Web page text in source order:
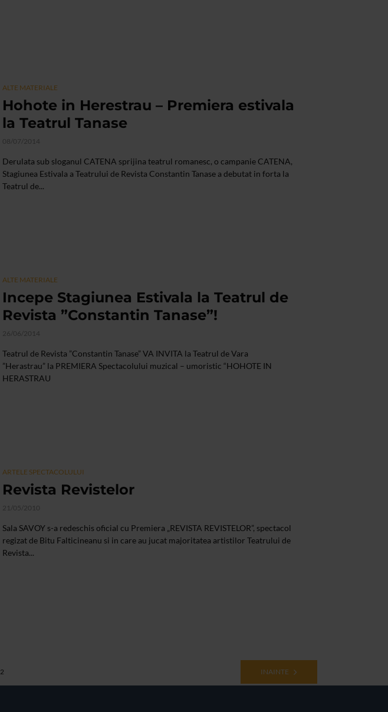
ALTE MATERIALE
Hohote in Herestrau – Premiera estivala
la Teatrul Tanase
08/07/2014
Derulata sub sloganul CATENA sprijina teatrul romanesc, o campanie CATENA,
Stagiunea Estivala a Teatrului de Revista Constantin Tanase a debutat in forta la
Teatrul de...
ALTE MATERIALE
Incepe Stagiunea Estivala la Teatrul de
Revista ”Constantin Tanase”!
26/06/2014
Teatrul de Revista ”Constantin Tanase” VA INVITA la Teatrul de Vara
”Herastrau” la PREMIERA Spectacolului muzical – umoristic “HOHOTE IN
HERASTRAU
ARTELE SPECTACOLULUI
Revista Revistelor
21/05/2010
Sala SAVOY s-a redeschis oficial cu Premiera „REVISTA REVISTELOR”, spectacol
regizat de Bitu Falticineanu si in care au jucat majoritatea artistilor Teatrului de
Revista...
2 INAINTE